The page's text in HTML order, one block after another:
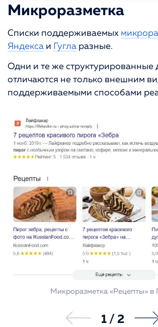
Микроразметка
Списки поддерживаемых
Яндекса и Гугла разные.
Одни и те же структурированные
отличаются не только внешним
поддерживаемыми способами
Микроразметка «Рецепты» в
1 / 2